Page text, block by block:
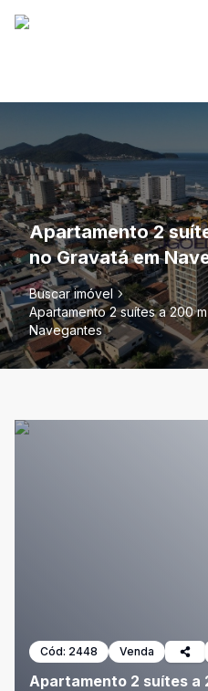
Apartamento 2
no Gravatá em
Buscar imóvel
Apartamento 2 suítes a 200
Navegantes
Cód: 2448 Venda
Apartamento 2 suítes a